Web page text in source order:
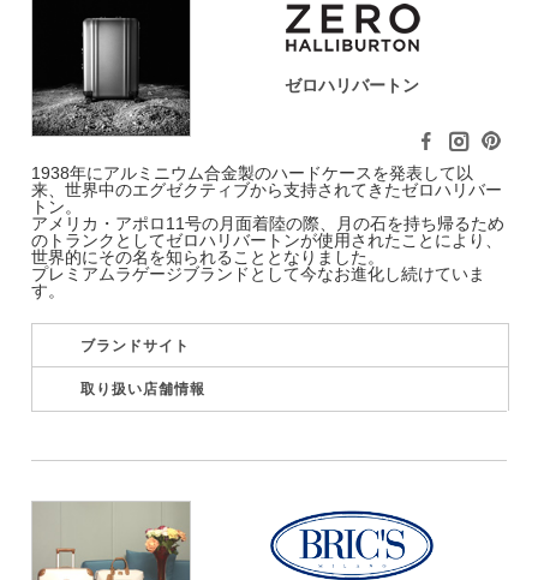
ゼロハリバートン
1938年にアルミニウム合金製のハードケースを発表して以
来、世界中のエグゼクティブから支持されてきたゼロハリバー
トン。
アメリカ・アポロ11号の月面着陸の際、月の石を持ち帰るため
のトランクとしてゼロハリバートンが使用されたことにより、
世界的にその名を知られることとなりました。
プレミアムラゲージブランドとして今なお進化し続けていま
す。
ブランドサイト
取り扱い店舗情報